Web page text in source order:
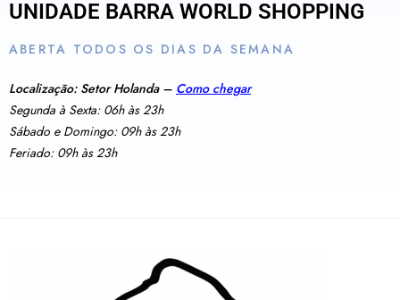
UNIDADE BARRA WORLD SHOPPING
ABERTA TODOS OS DIAS DA SEMANA
Localização: Setor Holanda – Como chegar
Segunda à Sexta: 06h às 23h
Sábado e Domingo: 09h às 23h
Feriado: 09h às 23h